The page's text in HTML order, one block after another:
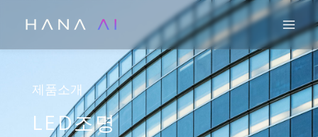
츠
제품소개
LED조명